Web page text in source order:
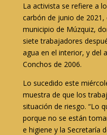
La activista se refiere a
carbón de junio de 2021,
municipio de Múzquiz,
siete trabajadores
agua en el interior, y del
Conchos de 2006.
Lo sucedido este
muestra de que los
situación de riesgo. “Lo
porque no se están
e higiene y la Secretaría